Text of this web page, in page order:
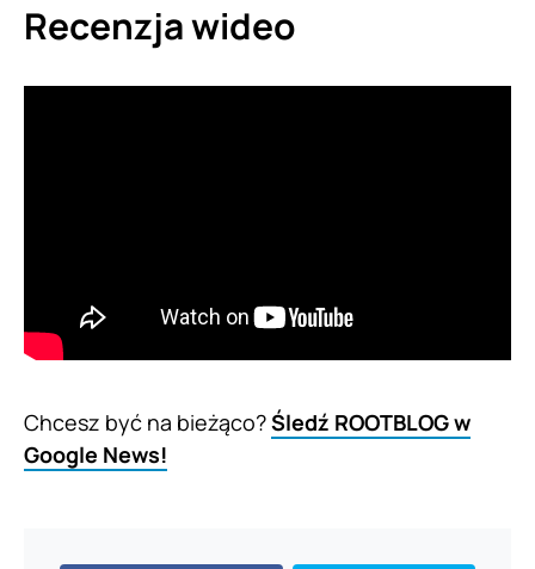
Recenzja wideo
Chcesz być na bieżąco?Śledź ROOTBLOG w
Google News!